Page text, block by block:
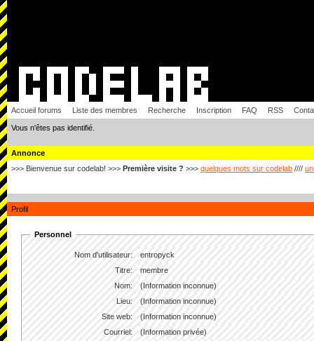
Accueil forums Liste des membres Recherche Inscription FAQ RSS
Vous n'êtes pas identifié.
Annonce
>>> Bienvenue sur codelab! >>> Première visite ? >>> quelques mots sur codelab ////
Profil
Personnel
Nom d'utilisateur:
entropyck
Titre:
membre
Nom:
(Information inconnue)
Lieu:
(Information inconnue)
Site web:
(Information inconnue)
Courriel:
(Information privée)